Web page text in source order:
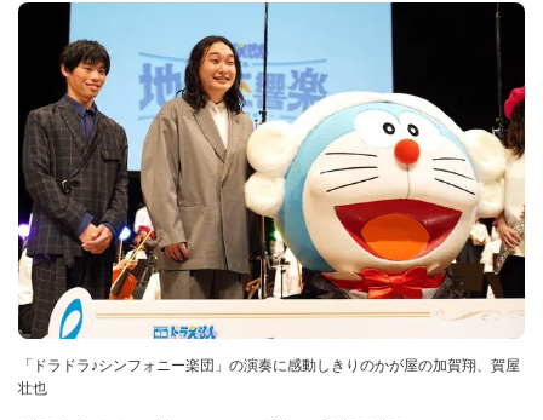
「ドラドラ♪シンフォニー楽団」の演奏に感動しきりのかが屋の加賀翔、賀屋
壮也